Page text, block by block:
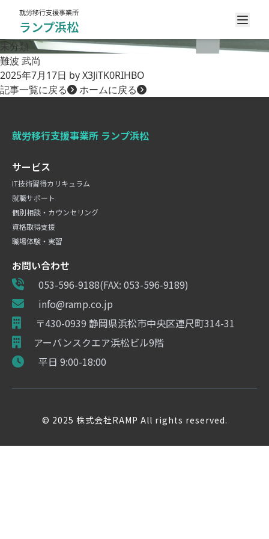
就労移行支援事業所
ランプ浜松
未分類
難波 武尚
2025年7月17日 by X3JiTK0RIHBO
記事一覧に戻る
ホームに戻る
就労移行支援事業所 ランプ浜松
サービス
IT技術習得カリキュラム
就職サポート
個別相談・カウンセリング
資格取得支援
職場体験・実習
お問い合わせ
053-596-9188(FAX: 053-596-9189)
info@ramp.co.jp
〒430-0939 静岡県浜松市中央区連尺町314-31
アーバンスクエア浜松ビル9階
平日 9:00-18:00
© 2025 株式会社RAMP All rights reserved.